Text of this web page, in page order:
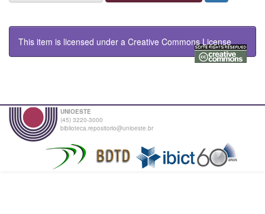
This item is licensed under a Creative Commons License
UNIOESTE
(45) 3220-3000
biblioteca.repositorio@unioeste.br